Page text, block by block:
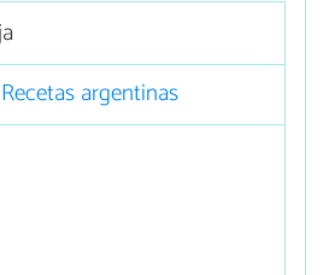
Recetas argentinas